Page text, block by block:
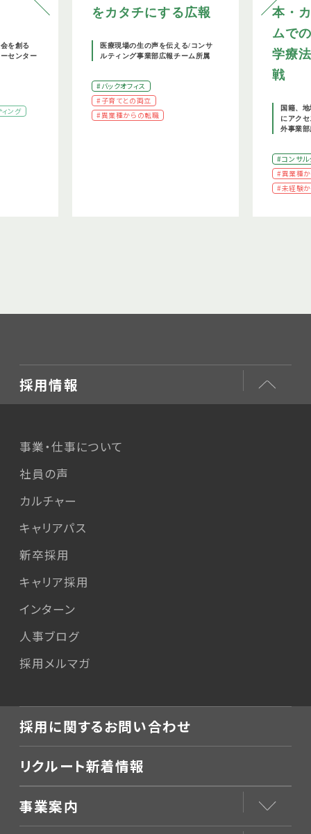
を創る
センター
ング
をカタチにする広報
医療現場の生の声を伝える/コンサ
ルティング事業部広報チーム所属
#バックオフィス
#子育てとの両立
#異業種からの転職
本・
ムで
学療
戦
国籍、
にアク
外事業
#コンサル
#異業種
#未経験
採用情報
事業・仕事について
社員の声
カルチャー
キャリアパス
新卒採用
キャリア採用
インターン
人事ブログ
採用メルマガ
採用に関するお問い合わせ
リクルート新着情報
事業案内